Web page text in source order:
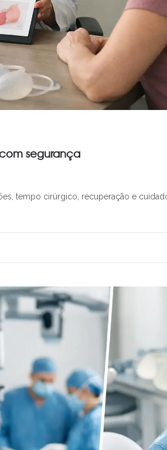
segurança
tempo cirúrgico, recuperação e